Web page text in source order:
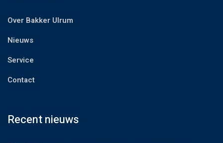
Over Bakker Ulrum
Nieuws
Service
Contact
Recent nieuws